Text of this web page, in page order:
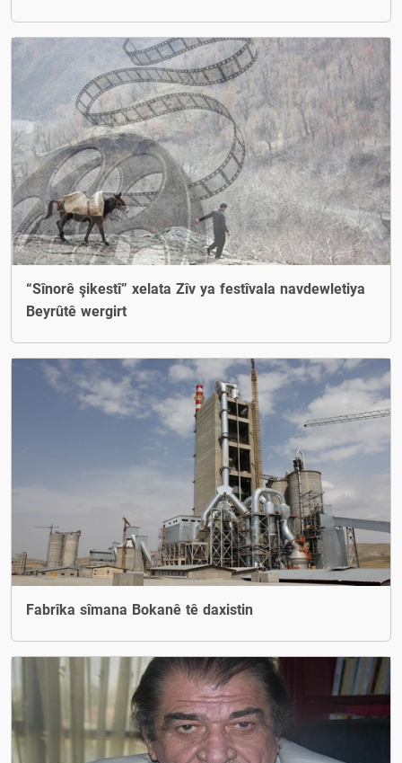
“Sînorê şikestî” xelata Zîv ya festîvala navdewletiya
Beyrûtê wergirt
Fabrîka sîmana Bokanê tê daxistin